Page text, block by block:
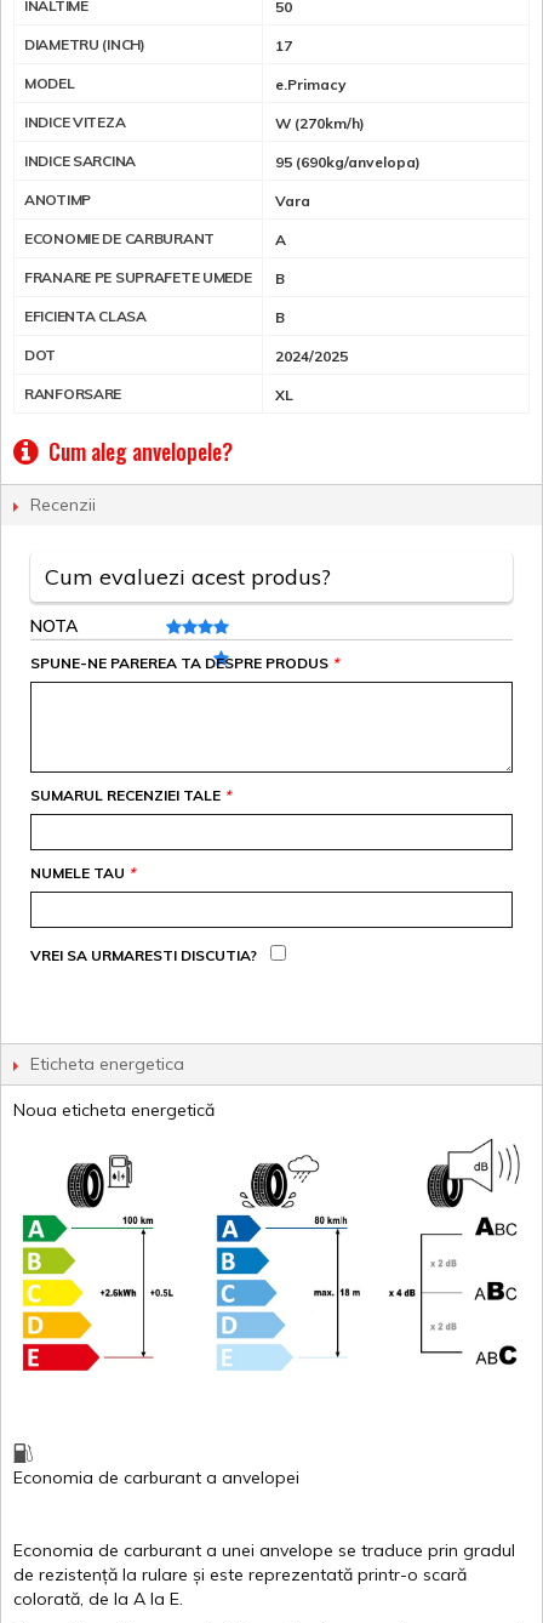
INALTIME 50
DIAMETRU (INCH) 17
MODEL e.Primacy
INDICE VITEZA W (270km/h)
INDICE SARCINA 95 (690kg/anvelopa)
ANOTIMP Vara
ECONOMIE DE CARBURANT A
FRANARE PE SUPRAFETE UMEDE B
EFICIENTA CLASA B
DOT 2024/2025
RANFORSARE XL
Cum aleg anvelopele?
Recenzii
Cum evaluezi acest produs?
NOTA
*
SPUNE-NE PAREREA TA DESPRE PRODUS
*
SUMARUL RECENZIEI TALE
*
NUMELE TAU
VREI SA URMARESTI DISCUTIA?
Eticheta energetica
Noua eticheta energetică
Economia de carburant a anvelopei
Economia de carburant a unei anvelope se traduce prin gradul
de rezistență la rulare și este reprezentată printr-o scară
colorată, de la A la E.